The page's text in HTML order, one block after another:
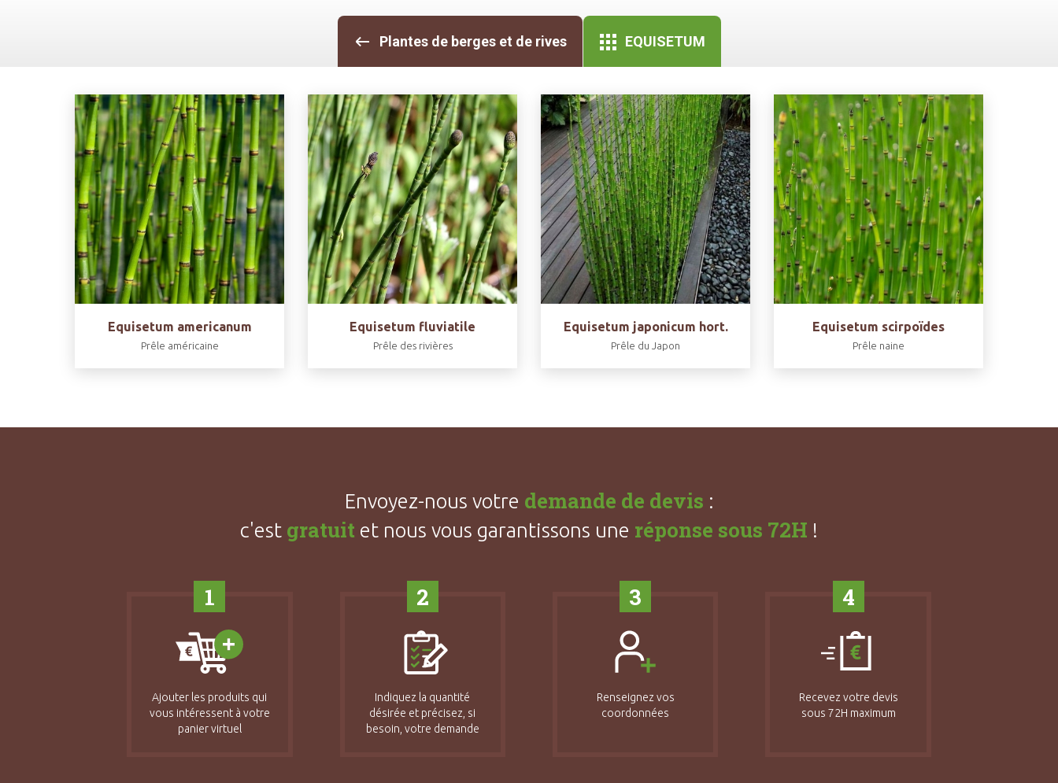
Plantes de berges et de rives EQUISETUM
Equisetum americanum
Prêle américaine
Equisetum fluviatile
Prêle des rivières
Equisetum japonicum hort.
Prêle du Japon
Equisetum scirpoïdes
Prêle naine
Envoyez-nous votre demande de devis :
c'est gratuit et nous vous garantissons une réponse sous 72H !
1
Ajouter les produits qui
vous intéressent à votre
panier virtuel
2
Indiquez la quantité
désirée et précisez, si
besoin, votre demande
3
Renseignez vos
coordonnées
4
Recevez votre devis
sous 72H maximum